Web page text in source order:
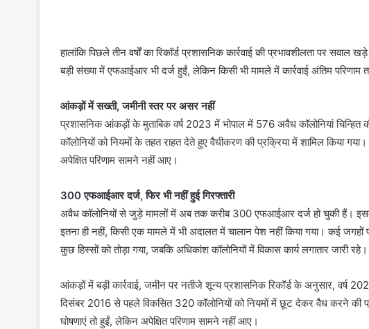
हालांकि पिछले तीन वर्षों का रिकॉर्ड प्रशासनिक कार्रवाई की प्रभावशीलता पर
बड़ी संख्या में एफआईआर भी दर्ज हुईं, लेकिन किसी भी मामले में कार्रवाई अंतिम परिणाम
आंकड़ों में सख्ती, जमीनी स्तर पर असर नहीं
प्रशासनिक आंकड़ों के मुताबिक वर्ष 2023 में भोपाल में 576 अवैध कॉलोनियां
कॉलोनियों को नियमों के तहत राहत देते हुए वैधीकरण की प्रक्रिया में शामिल किया
अपेक्षित परिणाम सामने नहीं आए।
300 एफआईआर दर्ज, फिर भी नहीं हुई गिरफ्तारी
अवैध कॉलोनियों से जुड़े मामलों में अब तक करीब 300 एफआईआर दर्ज हो चुकी हैं। इसके
इतना ही नहीं, किसी एक मामले में भी अदालत में चालान पेश नहीं किया गया। कई जगहों
कुछ हिस्सों को तोड़ा गया, जबकि अधिकांश कॉलोनियों में विकास कार्य लगातार जारी रहे।
आंकड़ों में बड़ी कार्रवाई, जमीन पर नतीजे शून्य प्रशासनिक रिकॉर्ड के अनुसार, वर्ष
दिसंबर 2016 से पहले विकसित 320 कॉलोनियों को नियमों में छूट देकर वैध करने की
घोषणाएं तो हुईं, लेकिन अपेक्षित परिणाम सामने नहीं आए।